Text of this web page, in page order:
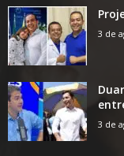
3 de
3 de